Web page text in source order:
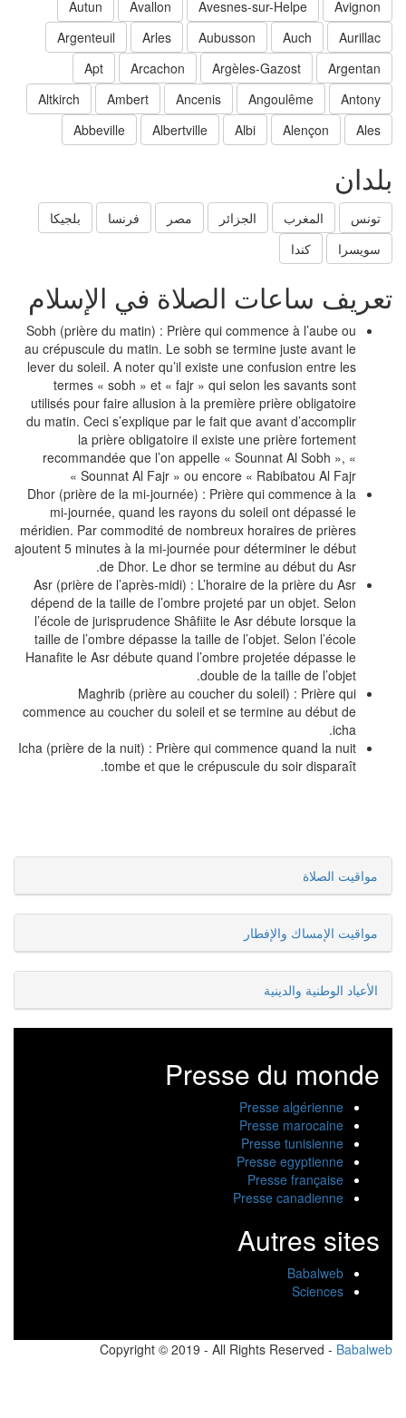
Avignon
Avesnes-sur-Helpe
Avallon
Autun
Aurillac
Auch
Aubusson
Arles
Argenteuil
Argentan
Argèles-Gazost
Arcachon
Antony
Angoulême
Ancenis
Ambert
Altkirch
Ales
Alençon
Albertville
Abbeville
تونس المغرب الجزائر مصر فرنسا
بلجيكا
سويسرا
ساعات الصلاة في الإسلام
Sobh (prière du matin) : Prière qui commence à l’aube ou
au crépuscule du matin. Le sobh se termine juste avant le
lever du soleil. A noter qu’il existe une confusion entre les
termes « sobh » et « fajr » qui selon les savants sont
utilisés pour faire allusion à la première prière obligatoire
du matin. Ceci s’explique par le fait que avant d’accomplir
la prière obligatoire il existe une prière fortement
recommandée que l’on appelle « Sounnat Al Sobh », «
Sounnat Al Fajr » ou encore « Rabibatou Al Fajr »
Dhor (prière de la mi-journée) : Prière qui commence à la
mi-journée, quand les rayons du soleil ont dépassé le
méridien. Par commodité de nombreux horaires de prières
ajoutent 5 minutes à la mi-journée pour déterminer le début
de Dhor. Le dhor se termine au début du Asr.
Asr (prière de l’après-midi) : L’horaire de la prière du Asr
dépend de la taille de l’ombre projeté par un objet. Selon
l’école de jurisprudence Shâfiite le Asr débute lorsque la
taille de l’ombre dépasse la taille de l’objet. Selon l’école
Hanafite le Asr débute quand l’ombre projetée dépasse le
double de la taille de l’objet.
Maghrib (prière au coucher du soleil) : Prière qui
commence au coucher du soleil et se termine au début de
Icha (prière de la nuit) : Prière qui commence quand la nuit
tombe et que le crépuscule du soir disparaît.
مواقيت الصلاة
مواقيت الإمساك والإفطار
الأعياد الوطنية والدينية
Presse du monde
Presse algérienne
Presse marocaine
Presse tunisienne
Presse egyptienne
Presse française
Presse canadienne
Autres sites
Babalweb
Sciences
Copyright © 2019 - All Rights Reserved -